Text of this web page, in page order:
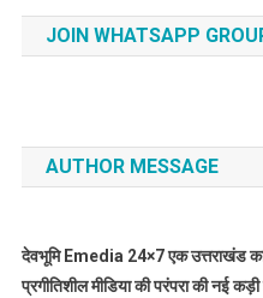
JOIN WHATSAPP
AUTHOR MESSAGE
देवभूमि Emedia 24×7 एक उत्तराखंड
प्रगीतिशील मीडिया की परंपरा की नई